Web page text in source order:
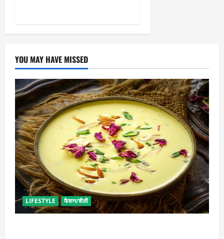
YOU MAY HAVE MISSED
LIFESTYLE फैशन/शैली